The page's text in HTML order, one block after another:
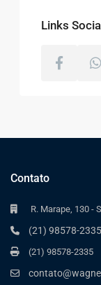
Links
Contato
R. Marape, 130 -
(21) 98578-2335
(21) 98578-2335